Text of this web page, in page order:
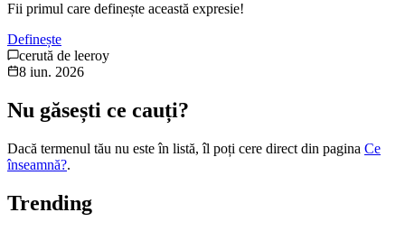
Fii primul care definește această expresie!
Definește
cerută de leeroy
8 iun. 2026
Nu găsești ce cauți?
Dacă termenul tău nu este în listă, îl poți cere direct din pagina Ce
înseamnă?.
Trending